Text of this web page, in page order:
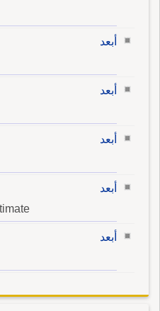
أبعد
أبعد
أبعد
أبعد
أبعد